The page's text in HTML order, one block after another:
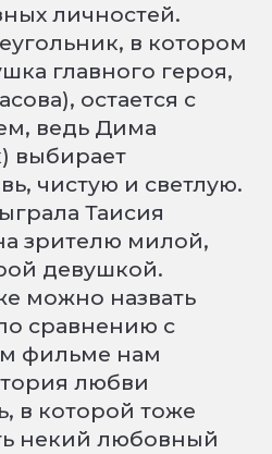
личностей.
в котором
главного героя,
остается с
ведь Дима
выбирает
чистую и светлую.
Таисия
зрителю милой,
девушкой.
можно назвать
сравнению с
фильме нам
любви
в которой тоже
некий любовный